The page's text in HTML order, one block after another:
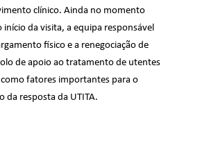
clínico. Ainda no momento
início da visita, a equipa responsável
físico e a renegociação de
de apoio ao tratamento de utentes
como fatores importantes para o
da resposta da UTITA.